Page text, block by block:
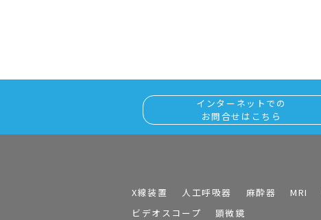
インターネットでの
お問合せはこちら
X線装置 人工呼吸器 麻酔器 MRI
ビデオスコープ
顕微鏡